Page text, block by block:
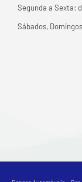
Segunda a Sexta:
Sábados,